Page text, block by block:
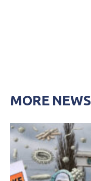
MORE NEWS